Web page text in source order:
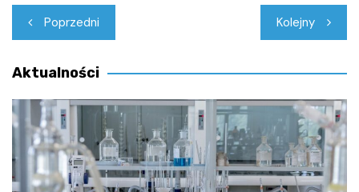
Nawigacja
wpisu
Poprzedni Kolejny
Aktualności